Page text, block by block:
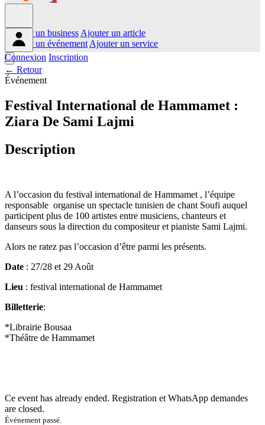
Ajouter un business Ajouter un article
Ajouter un événement Ajouter un service
Connexion Inscription
← Retour
Événement
Festival International de Hammamet :
Ziara De Sami Lajmi
Description
A l’occasion du festival international de Hammamet , l’équipe
responsable organise un spectacle tunisien de chant Soufi auquel
participent plus de 100 artistes entre musiciens, chanteurs et
danseurs sous la direction du compositeur et pianiste Sami Lajmi.
Alors ne ratez pas l’occasion d’être parmi les présents.
Date : 27/28 et 29 Août
Lieu : festival international de Hammamet
Billetterie:
*Librairie Bousaa
*Théâtre de Hammamet
Ce event has already ended. Registration et WhatsApp demandes
are closed.
Événement passé.